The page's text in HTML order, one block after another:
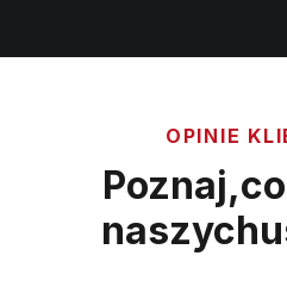
OPINIE
Poznaj,co
naszych